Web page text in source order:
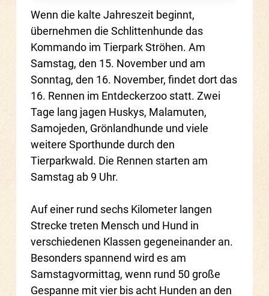
Wenn die kalte Jahreszeit beginnt,
übernehmen die Schlittenhunde das
Kommando im Tierpark Ströhen. Am
Samstag, den 15. November und am
Sonntag, den 16. November, findet dort das
16. Rennen im Entdeckerzoo statt. Zwei
Tage lang jagen Huskys, Malamuten,
Samojeden, Grönlandhunde und viele
weitere Sporthunde durch den
Tierparkwald. Die Rennen starten am
Samstag ab 9 Uhr.
Auf einer rund sechs Kilometer langen
Strecke treten Mensch und Hund in
verschiedenen Klassen gegeneinander an.
Besonders spannend wird es am
Samstagvormittag, wenn rund 50 große
Gespanne mit vier bis acht Hunden an den